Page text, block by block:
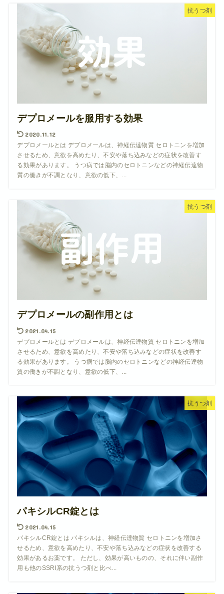
抗うつ剤
デプロメールを服用する効果
2020.11.12
デプロメールとは デプロメールは、神経伝達物質 セロトニンを増加
させるため、意欲を高めたり、不安や落ち込みなどの症状を改善す
る効果があります。 うつ病では脳内のセロトニンなどの神経伝達物
質の働きが不調となり、意欲の低下、...
抗うつ剤
デプロメールの副作用とは
2021.04.15
デプロメールとは デプロメールは、神経伝達物質 セロトニンを増加
させるため、意欲を高めたり、不安や落ち込みなどの症状を改善す
る効果があります。 うつ病では脳内のセロトニンなどの神経伝達物
質の働きが不調となり、意欲の低下、...
抗うつ剤
パキシルCR錠とは
2021.04.15
パキシルCR錠とは パキシルは、神経伝達物質 セロトニンを増加さ
せるため、意欲を高めたり、不安や落ち込みなどの症状を改善する
効果があるお薬です。 ただし、効果が高いものの、それに伴い副作
用も他のSSRI系の抗うつ剤と比べ...